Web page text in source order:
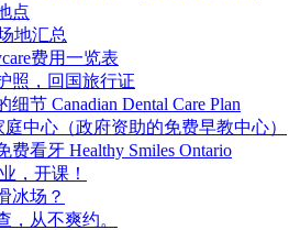
点
地汇总
费用一览表
照，回国旅行证
节 Canadian Dental Care Plan
中心（政府资助的免费早教中心）
看牙 Healthy Smiles Ontario
，开课！
冰场？
，从不爽约。